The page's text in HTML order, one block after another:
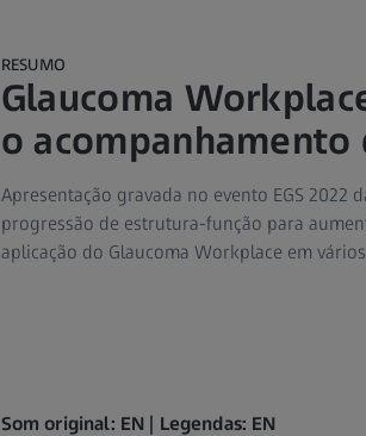
RESUMO
Glaucoma
o acompanhamento
Apresentação gravada no evento EGS 2022
progressão de estrutura-função para
aplicação do Glaucoma Workplace em
Som original: EN | Legendas: EN